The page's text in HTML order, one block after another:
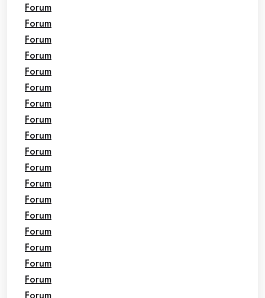
Forum
Forum
Forum
Forum
Forum
Forum
Forum
Forum
Forum
Forum
Forum
Forum
Forum
Forum
Forum
Forum
Forum
Forum